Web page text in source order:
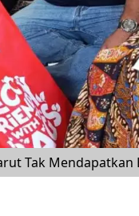
Tak Mendapatkan